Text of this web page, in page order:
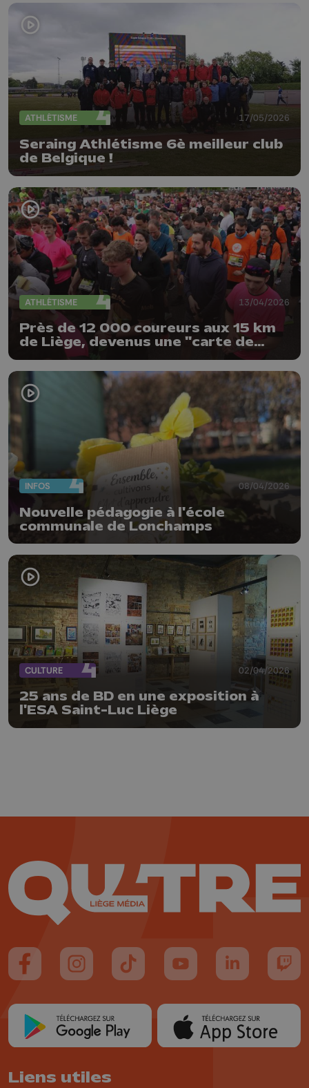
ATHLÉTISME 17/05/2026
Seraing Athlétisme 6è meilleur club
de Belgique !
ATHLÉTISME 13/04/2026
Près de 12 000 coureurs aux 15 km
de Liège, devenus une "carte de
visite"
INFOS 08/04/2026
Nouvelle pédagogie à l'école
communale de Lonchamps
CULTURE 02/04/2026
25 ans de BD en une exposition à
l'ESA Saint-Luc Liège
Suivez-nous sur FaceBook
Suivez-nous sur Instagram
Suivez-nous sur TikTok
Suivez-nous sur YouTube
Suivez-nous
Liens utiles